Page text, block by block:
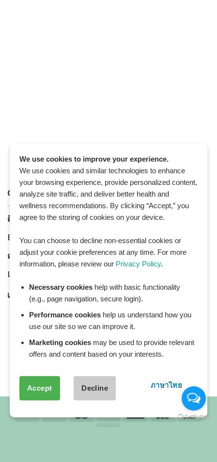
CONTACT
ติดต่อทีมงาน:Collaboration & Partnership
E-mail: healthplatz@gmail.com
คำถามทั่วไป: General Inquiry
LINE Official ID:
เพิ่มเพื่อนAdd LINE :https://lin.ee/sqNlLtc
We use cookies to improve your experience.
We use cookies and similar technologies to enhance
your browsing experience, provide personalized content,
analyze site traffic, and deliver better health and
wellness recommendations. By clicking “Accept,” you
agree to the storing of cookies on your device.
You can choose to decline non-essential cookies or
adjust your cookie preferences at any time. For more
information, please review our Privacy Policy.
Necessary cookies help with basic functionality
(e.g., page navigation, secure login).
Performance cookies help us understand how you
use our site so we can improve it.
Marketing cookies may be used to provide relevant
offers and content based on your interests.
Accept Decline ภาษาไทย